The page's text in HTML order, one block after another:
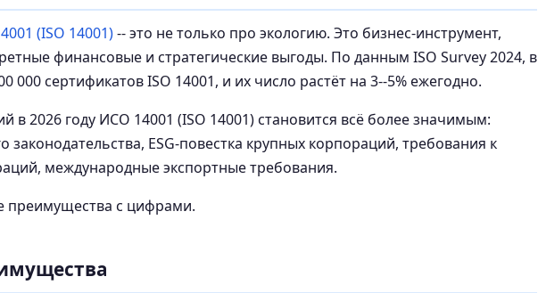
(ISO 14001)-- это не только про экологию. Это бизнес-инструмент,
финансовые и стратегические выгоды. По данным ISO Survey 2024, в
000 сертификатов ISO 14001, и их число растёт на 3--5% ежегодно.
в 2026 году ИСО 14001 (ISO 14001) становится всё более значимым:
законодательства, ESG-повестка крупных корпораций, требования к
международные экспортные требования.
преимущества с цифрами.